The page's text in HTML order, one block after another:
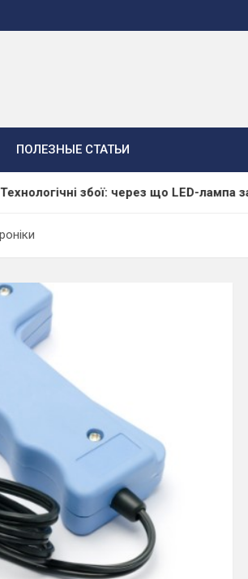
ПОЛЕЗНЫЕ СТАТЬИ
збої: через що LED-лампа залишає